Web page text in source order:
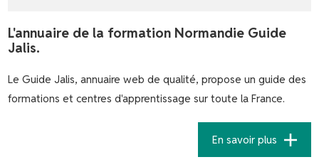
L'annuaire de la formation Normandie Guide
Jalis.
Le Guide Jalis, annuaire web de qualité, propose un guide des
formations et centres d'apprentissage sur toute la France.
En savoir plus